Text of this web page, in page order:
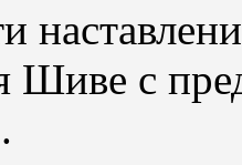
Шиве с